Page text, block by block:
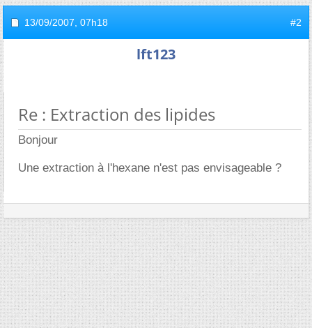
13/09/2007, 07h18 #2
lft123
Re : Extraction des lipides
Bonjour
Une extraction à l'hexane n'est pas envisageable ?